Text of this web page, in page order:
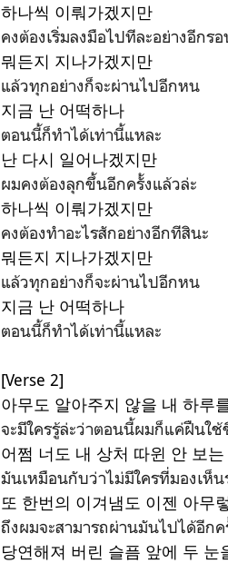
하나씩 이뤄가겠지만
คงต้องเริ่มลงมือไปทีละอย่างอีกร
뭐든지 지나가겠지만
แล้วทุกอย่างก็จะผ่านไปอีกหน
지금 난 어떡하나
ตอนนี้ก็ทำได้เท่านี้แหละ
난 다시 일어나겠지만
ผมคงต้องลุกขึ้นอีกครั้งแล้วล่ะ
하나씩 이뤄가겠지만
คงต้องทำอะไรสักอย่างอีกทีสินะ
뭐든지 지나가겠지만
แล้วทุกอย่างก็จะผ่านไปอีกหน
지금 난 어떡하나
ตอนนี้ก็ทำได้เท่านี้แหละ
[Verse 2]
아무도 알아주지 않을 내 하루
จะมีใครรู้ล่ะว่าตอนนี้ผมก็แค่ฝืนใ
어쩜 너도 내 상처 따윈 안 보
มันเหมือนกับว่าไม่มีใครที่มองเห็
또 한번의 이겨냄도 이젠 아무
ถึงผมจะสามารถผ่านมันไปได้อีก
당연해져 버린 슬픔 앞에 두 눈